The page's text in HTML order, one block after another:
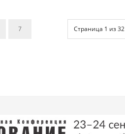
Страница 1 из 32
7